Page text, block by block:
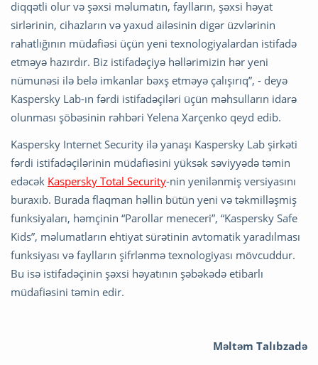
diqqətli olur və şəxsi məlumatın, faylların, şəxsi həyat
sirlərinin, cihazların və yaxud ailəsinin digər üzvlərinin
rahatlığının müdafiəsi üçün yeni texnologiyalardan istifadə
etməyə hazırdır. Biz istifadəçiyə həllərimizin hər yeni
nümunəsi ilə belə imkanlar bəxş etməyə çalışırıq”, - deyə
Kaspersky Lab-ın fərdi istifadəçiləri üçün məhsulların idarə
olunması şöbəsinin rəhbəri Yelena Xarçenko qeyd edib.
Kaspersky Internet Security ilə yanaşı Kaspersky Lab şirkəti
fərdi istifadəçilərinin müdafiəsini yüksək səviyyədə təmin
edəcək Kaspersky Total Security-nin yenilənmiş versiyasını
buraxıb. Burada flaqman həllin bütün yeni və təkmilləşmiş
funksiyaları, həmçinin “Parollar meneceri”, “Kaspersky Safe
Kids”, məlumatların ehtiyat sürətinin avtomatik yaradılması
funksiyası və faylların şifrlənmə texnologiyası mövcuddur.
Bu isə istifadəçinin şəxsi həyatının şəbəkədə etibarlı
müdafiəsini təmin edir.
Məltəm Talıbzadə